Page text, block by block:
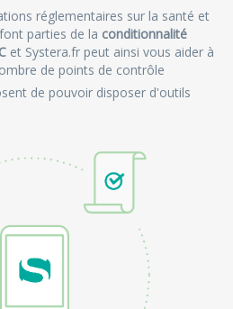
réglementaires sur la santé et
parties de la conditionnalité
et Systera.fr peut ainsi vous aider à
de points de contrôle
de pouvoir disposer d'outils